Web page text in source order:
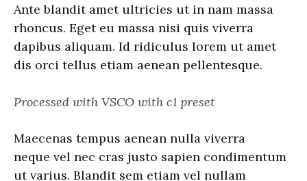
Ante blandit amet ultricies ut in nam massa
rhoncus. Eget eu massa nisi quis viverra
dapibus aliquam. Id ridiculus lorem ut amet
dis orci tellus etiam aenean pellentesque.
Processed with VSCO with c1 preset
Maecenas tempus aenean nulla viverra
neque vel nec cras justo sapien condimentum
ut varius. Blandit sem etiam vel nullam